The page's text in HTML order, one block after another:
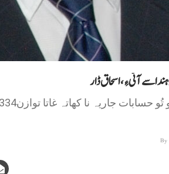
اسے آٹی ءِ، اسحاق ڈار
By